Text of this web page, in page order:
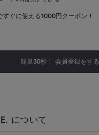
すぐに使える1000円クーポン！
簡単30秒！ 会員登録をする
について